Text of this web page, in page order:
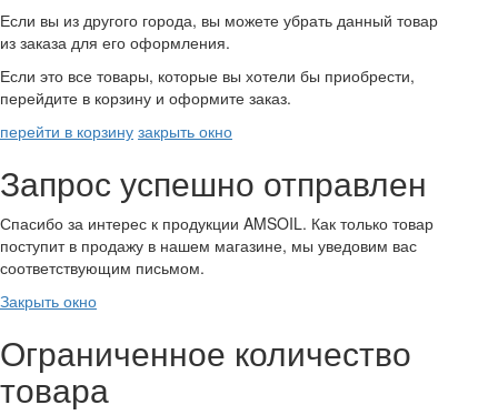
Если вы из другого города, вы можете убрать данный товар
из заказа для его оформления.
Если это все товары, которые вы хотели бы приобрести,
перейдите в корзину и оформите заказ.
перейти в корзину закрыть окно
Запрос успешно отправлен
Спасибо за интерес к продукции AMSOIL. Как только товар
поступит в продажу в нашем магазине, мы уведовим вас
соответствующим письмом.
Закрыть окно
Ограниченное количество
товара